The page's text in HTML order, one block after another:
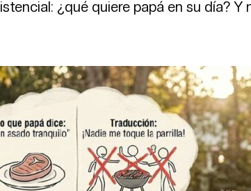
¿qué quiere papá en su día? Y